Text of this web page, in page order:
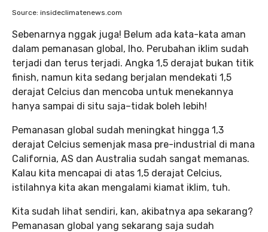
Source: insideclimatenews.com
Sebenarnya nggak juga! Belum ada kata-kata aman
dalam pemanasan global, lho. Perubahan iklim sudah
terjadi dan terus terjadi. Angka 1,5 derajat bukan titik
finish, namun kita sedang berjalan mendekati 1,5
derajat Celcius dan mencoba untuk menekannya
hanya sampai di situ saja–tidak boleh lebih!
Pemanasan global sudah meningkat hingga 1,3
derajat Celcius semenjak masa pre-industrial di mana
California, AS dan Australia sudah sangat memanas.
Kalau kita mencapai di atas 1,5 derajat Celcius,
istilahnya kita akan mengalami kiamat iklim, tuh.
Kita sudah lihat sendiri, kan, akibatnya apa sekarang?
Pemanasan global yang sekarang saja sudah